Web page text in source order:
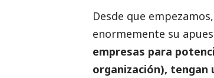
Desde que empezamos,
enormemente su
empresas para
organización), tengan